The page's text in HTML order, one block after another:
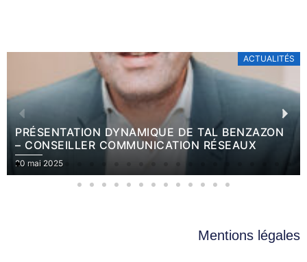
ACTUALITÉS
PRÉSENTATION DYNAMIQUE DE TAL BENZAZON
– CONSEILLER COMMUNICATION RÉSEAUX
20 mai 2025
Mentions légales